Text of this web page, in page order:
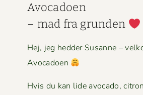
Avo­ca­doen
– mad fra grun­den
Hej, jeg hed­der Susanne –
Avocadoen
Hvis du kan lide avo­ca­do,